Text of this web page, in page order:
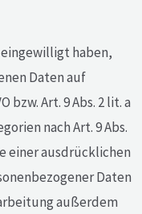
haben,
Daten auf
bzw. Art. 9 Abs. 2 lit. a
nach Art. 9 Abs.
einer ausdrücklichen
Daten
außerdem